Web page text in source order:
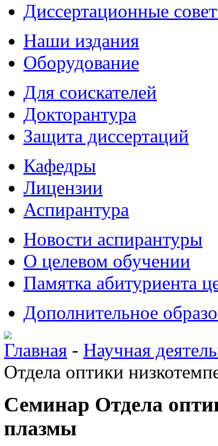
Диссертационные
Наши издания
Оборудование
Для соискателей
Докторантура
Защита диссертаций
Кафедры
Лицензии
Аспирантура
Новости аспирантуры
О целевом обучении
Памятка абитуриента
Дополнительное
Главная - Научная
Отдела оптики
Семинар Отдела
плазмы